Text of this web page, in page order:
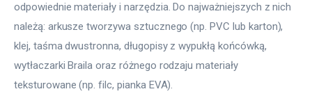
odpowiednie materiały i narzędzia. Do najważniejszych z nich
należą: arkusze tworzywa sztucznego (np. PVC lub karton),
klej, taśma dwustronna, długopisy z wypukłą końcówką,
wytłaczarki Braila oraz różnego rodzaju materiały
teksturowane (np. filc, pianka EVA).